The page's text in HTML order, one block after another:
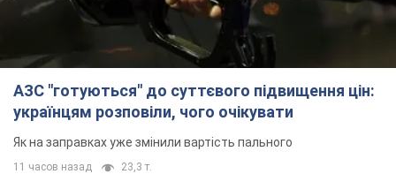
АЗС "готуються" до суттєвого підвищення цін:
українцям розповіли, чого очікувати
Як на заправках уже змінили вартість пального
11 часов назад 23,3 т.